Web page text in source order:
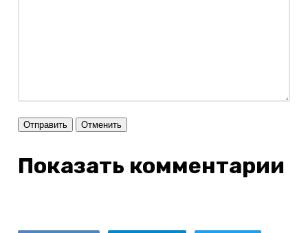
Отправить Отменить
Показать комментарии